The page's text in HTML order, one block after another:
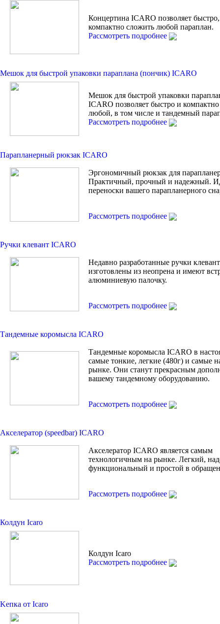
Концертина ICARO позволяет
компактно сложить любой параплан.
Рассмотреть подробнее
Мешок для быстрой упаковки параплана (пончик) ICARO
Мешок для быстрой упаковки
ICARO позволяет быстро и
любой, в том числе и тандемный
Рассмотреть подробнее
Парапланерный рюкзак ICARO
Эргономичный рюкзак для
Практичный, прочный и надежный.
переноски вашего парапланерного
Рассмотреть подробнее
Ручки клевант ICARO
Недавно разработанные ручки
изготовлены из неопрена и имеют
алюминиевую палочку.
Рассмотреть подробнее
Тандемные коромысла ICARO
Тандемные коромысла ICARO в
самые тонкие, легкие (480г) и самые
рынке. Они станут прекрасным
вашему тандемному оборудованию.
Рассмотреть подробнее
Акселератор (speedbar) ICARO
Акселератор ICARO является самым
технологичным на рынке. Легкий,
функциональный и простой в
Рассмотреть подробнее
Колдун Icaro
Колдун Icaro
Рассмотреть подробнее
Kепкa от Icaro